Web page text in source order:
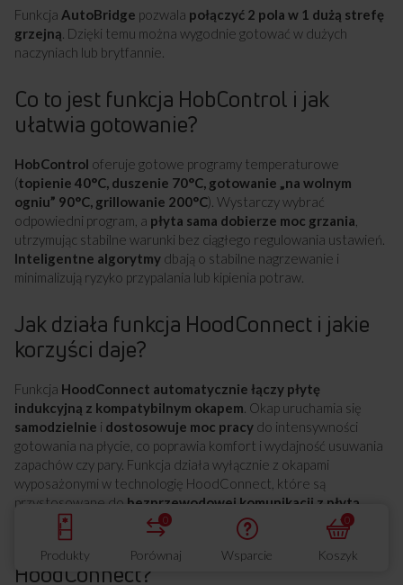
Produkty Porównaj
0
Wsparcie Koszyk
0
Funkcja AutoBridge pozwala połączyć 2 pola w 1 dużą strefę
grzejną . Dzięki temu można wygodnie gotować w dużych
naczyniach lub brytfannie.
Co to jest funkcja HobControl i jak
ułatwia gotowanie?
HobControl oferuje gotowe programy temperaturowe
(topienie 40°C, duszenie 70°C, gotowanie „na wolnym
ogniu” 90°C, grillowanie 200°C). Wystarczy wybrać
odpowiedni program, a płyta sama dobierze moc grzania
utrzymując stabilne warunki bez ciągłego regulowania ustawień.
Inteligentne algorytmy dbają o stabilne nagrzewanie i
minimalizują ryzyko przypalania lub kipienia potraw.
Jak działa funkcja HoodConnect i jakie
korzyści daje?
Funkcja HoodConnect automatycznie łączy płytę
indukcyjną z kompatybilnym okapem . Okap uruchamia się
samodzielnie i dostosowuje moc pracy do intensywności
gotowania na płycie, co poprawia komfort i wydajność usuwania
zapachów czy pary. Funkcja działa wyłącznie z okapami
wyposażonymi w technologię HoodConnect, które są
przystosowane do bezprzewodowej komunikacji z płytą
Jak połączyć płytę z okapem przez
HoodConnect?